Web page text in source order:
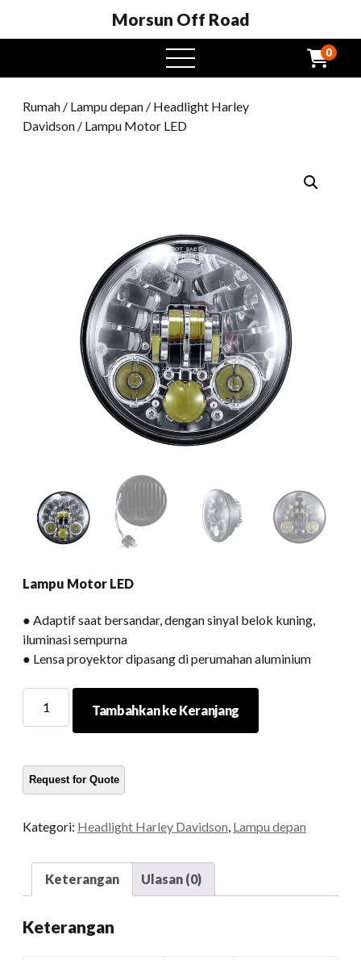
Morsun Off Road
Buka
menu
0
Rumah / Lampu depan / Headlight Harley
Davidson / Lampu Motor LED
Lampu Motor LED
● Adaptif saat bersandar, dengan sinyal belok kuning,
iluminasi sempurna
● Lensa proyektor dipasang di perumahan aluminium
Motor
Tambahkan ke Keranjang
Kategori: Headlight Harley Davidson Lampu depan
Keterangan Ulasan (0)
Keterangan